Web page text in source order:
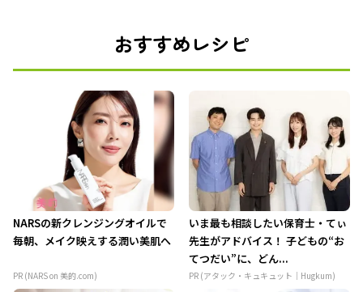
おすすめレシピ
NARSの新クレンジングオイルで
毎朝、メイク映えする潤い美肌へ
PR (NARS on 美的.com)
いま最も相談したい保育士・てぃ
先生がアドバイス！ 子どもの“お
てつだい”に、どん...
PR (アタック・キュキュット｜Hugkum)